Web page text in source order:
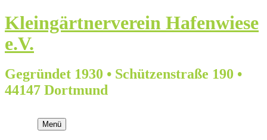
Springe
zum
Inhalt
Klein­gärtner­verein Hafenwiese
e.V.
Gegründet 1930 • Schützenstraße 190 •
44147 Dortmund
Menü